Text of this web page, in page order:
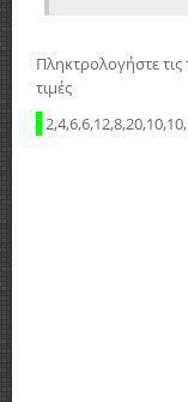
Πληκτρολογήστε
τιμές